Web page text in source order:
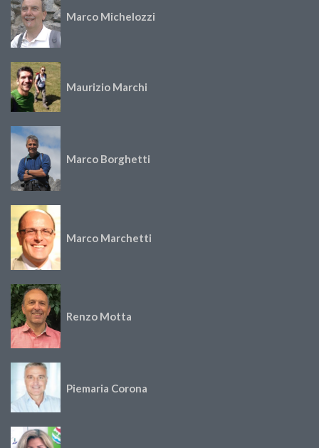
Marco Michelozzi
Maurizio Marchi
Marco Borghetti
Marco Marchetti
Renzo Motta
Piemaria Corona